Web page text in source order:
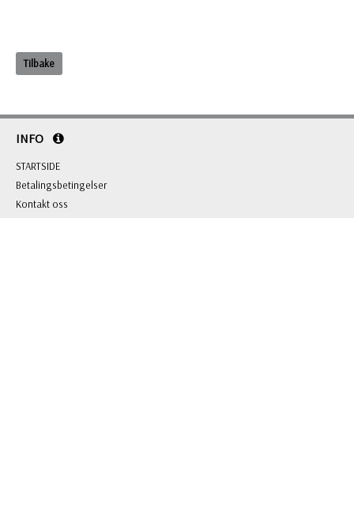
Tilbake
INFO
STARTSIDE
Betalingsbetingelser
Kontakt oss